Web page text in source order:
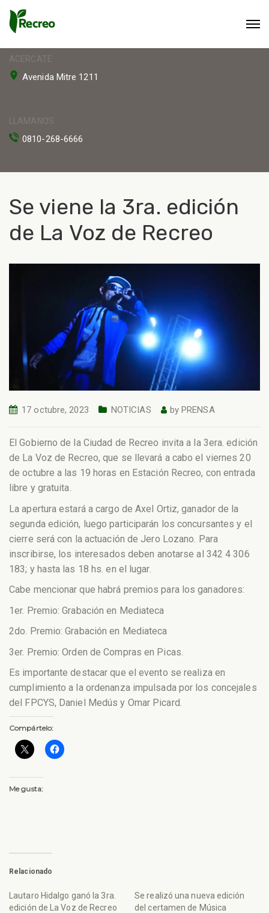
ACERCATE
Avenida Mitre 1211
LLAMANOS
0810-268-6666
Se viene la 3ra. edición
de La Voz de Recreo
17 octubre, 2023 NOTICIAS byPRENSA
El Gobierno de la Ciudad de Recreo invita a la 3era. edición
de La Voz de Recreo, que se llevará a cabo el viernes 20
de octubre a las 19 horas en Estación Recreo, con entrada
libre y gratuita.
La apertura estará a cargo de Axel Ortiz, ganador de la
segunda edición, luego participarán los concursantes y el
cierre será con la actuación de Jero Lozano. Para
inscribirse, los interesados deben anotarse al 342 4 306
183; y hasta las 18 hs. en el lugar.
Cabe mencionar que habrá premios para los ganadores:
1er. Premio: Grabación en Mediateca
2do. Premio: Grabación en Mediateca
3er. Premio: Orden de Compras en Picas.
Es importante destacar que el evento se realiza en
cumplimiento a la ordenanza impulsada por los concejales
del FPCYS, Daniel Medús y Omar Picard.
Compártelo:
Me gusta:
Relacionado
Lautaro Hidalgo ganó la 3ra.
edición de La Voz de Recreo
Se realizó una nueva edición
del certamen de Música